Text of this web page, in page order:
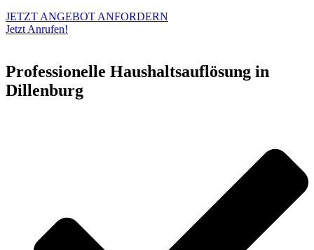
JETZT ANGEBOT ANFORDERN
Jetzt Anrufen!
Professionelle Haushaltsauflösung in
Dillenburg